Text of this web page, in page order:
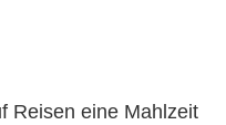
Reisen eine Mahlzeit